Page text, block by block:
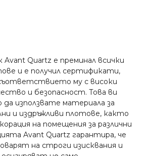
Quartz е преминал всички
и е получил сертификати,
му с високи
и безопасност. Това ви
да използвате материала за
и издръжливи плотове, както
на помещения за различни
Avant Quartz гарантира, че
на строги изисквания и